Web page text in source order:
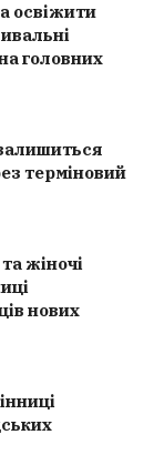
освіжити
головних
терміновий
жіночі
нових